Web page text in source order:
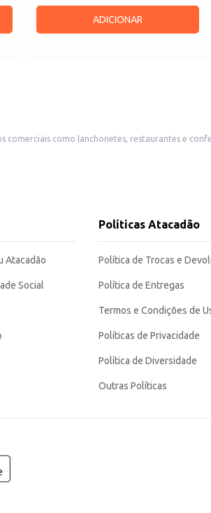
ADICIONAR
um bom custo-benefício e praticidade no preparo
Atacadão
Social
Políticas Atacadão
Política de Trocas e
Política de Entregas
Termos e Condições de
Políticas de Privacidade
Política de Diversidade
Outras Políticas